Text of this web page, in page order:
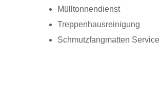
Mülltonnendienst
Treppenhausreinigung
Schmutzfangmatten Service